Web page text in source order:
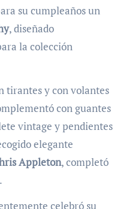
su cumpleaños un
, diseñado
la colección
tirantes y con volantes
con guantes
vintage y pendientes
elegante
Appleton, completó
celebró su